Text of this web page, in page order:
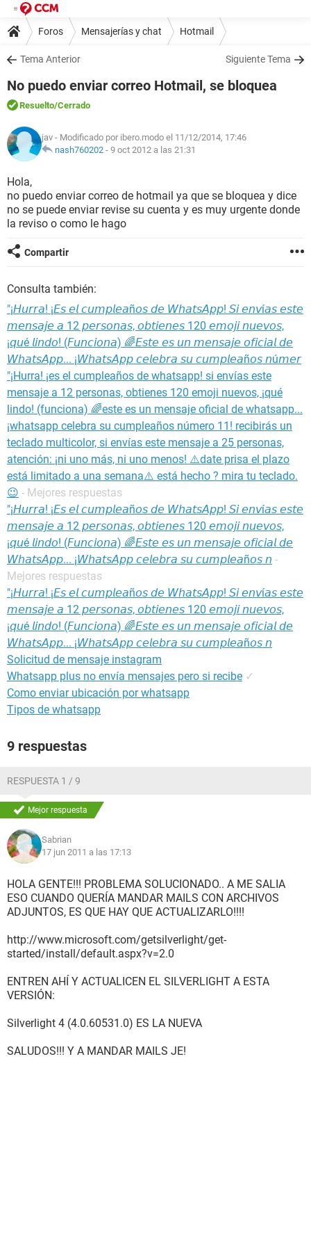
Foros Mensajerías y chat Hotmail
Tema Anterior Siguiente Tema
No puedo enviar correo Hotmail, se bloquea
Resuelto/Cerrado
jav - Modificado por ibero.modo el 11/12/2014, 17:46
nash760202 - 9 oct 2012 a las 21:31
Hola,
no puedo enviar correo de hotmail ya que se bloquea y dice
no se puede enviar revise su cuenta y es muy urgente donde
la reviso o como le hago
Compartir
Consulta también:
"¡𝘏𝘶𝘳𝘳𝘢! ¡𝘌𝘴 𝘦𝘭 𝘤𝘶𝘮𝘱𝘭𝘦𝘢ñ𝘰𝘴 𝘥𝘦 𝘞𝘩𝘢𝘵𝘴𝘈𝘱𝘱! 𝘚𝘪 𝘦𝘯𝘷í𝘢𝘴 𝘦𝘴𝘵𝘦
𝘮𝘦𝘯𝘴𝘢𝘫𝘦 𝘢 12 𝘱𝘦𝘳𝘴𝘰𝘯𝘢𝘴, 𝘰𝘣𝘵𝘪𝘦𝘯𝘦𝘴 120 𝘦𝘮𝘰𝘫𝘪 𝘯𝘶𝘦𝘷𝘰𝘴,
¡𝘲𝘶é 𝘭𝘪𝘯𝘥𝘰! (𝘍𝘶𝘯𝘤𝘪𝘰𝘯𝘢) 🌈𝘌𝘴𝘵𝘦 𝘦𝘴 𝘶𝘯 𝘮𝘦𝘯𝘴𝘢𝘫𝘦 𝘰𝘧𝘪𝘤𝘪𝘢𝘭 𝘥𝘦
𝘞𝘩𝘢𝘵𝘴𝘈𝘱𝘱... ¡𝘞𝘩𝘢𝘵𝘴𝘈𝘱𝘱 𝘤𝘦𝘭𝘦𝘣𝘳𝘢 𝘴𝘶 𝘤𝘶𝘮𝘱𝘭𝘦𝘢ñ𝘰𝘴 𝘯ú𝘮𝘦𝘳
"¡Hurra! ¡es el cumpleaños de whatsapp! si envías este
mensaje a 12 personas, obtienes 120 emoji nuevos, ¡qué
lindo! (funciona) 🌈este es un mensaje oficial de whatsapp...
¡whatsapp celebra su cumpleaños número 11! recibirás un
teclado multicolor, si envías este mensaje a 25 personas,
atención: ¡ni uno más, ni uno menos! ⚠️date prisa el plazo
está limitado a una semana⚠️ está hecho ? mira tu teclado.
😉 - Mejores respuestas
"¡𝘏𝘶𝘳𝘳𝘢! ¡𝘌𝘴 𝘦𝘭 𝘤𝘶𝘮𝘱𝘭𝘦𝘢ñ𝘰𝘴 𝘥𝘦 𝘞𝘩𝘢𝘵𝘴𝘈𝘱𝘱! 𝘚𝘪 𝘦𝘯𝘷í𝘢𝘴 𝘦𝘴𝘵𝘦
𝘮𝘦𝘯𝘴𝘢𝘫𝘦 𝘢 12 𝘱𝘦𝘳𝘴𝘰𝘯𝘢𝘴, 𝘰𝘣𝘵𝘪𝘦𝘯𝘦𝘴 120 𝘦𝘮𝘰𝘫𝘪 𝘯𝘶𝘦𝘷𝘰𝘴,
¡𝘲𝘶é 𝘭𝘪𝘯𝘥𝘰! (𝘍𝘶𝘯𝘤𝘪𝘰𝘯𝘢) 🌈𝘌𝘴𝘵𝘦 𝘦𝘴 𝘶𝘯 𝘮𝘦𝘯𝘴𝘢𝘫𝘦 𝘰𝘧𝘪𝘤𝘪𝘢𝘭 𝘥𝘦
𝘞𝘩𝘢𝘵𝘴𝘈𝘱𝘱... ¡𝘞𝘩𝘢𝘵𝘴𝘈𝘱𝘱 𝘤𝘦𝘭𝘦𝘣𝘳𝘢 𝘴𝘶 𝘤𝘶𝘮𝘱𝘭𝘦𝘢ñ𝘰𝘴 𝘯 -
Mejores respuestas
"¡𝘏𝘶𝘳𝘳𝘢! ¡𝘌𝘴 𝘦𝘭 𝘤𝘶𝘮𝘱𝘭𝘦𝘢ñ𝘰𝘴 𝘥𝘦 𝘞𝘩𝘢𝘵𝘴𝘈𝘱𝘱! 𝘚𝘪 𝘦𝘯𝘷í𝘢𝘴 𝘦𝘴𝘵𝘦
𝘮𝘦𝘯𝘴𝘢𝘫𝘦 𝘢 12 𝘱𝘦𝘳𝘴𝘰𝘯𝘢𝘴, 𝘰𝘣𝘵𝘪𝘦𝘯𝘦𝘴 120 𝘦𝘮𝘰𝘫𝘪 𝘯𝘶𝘦𝘷𝘰𝘴,
¡𝘲𝘶é 𝘭𝘪𝘯𝘥𝘰! (𝘍𝘶𝘯𝘤𝘪𝘰𝘯𝘢) 🌈𝘌𝘴𝘵𝘦 𝘦𝘴 𝘶𝘯 𝘮𝘦𝘯𝘴𝘢𝘫𝘦 𝘰𝘧𝘪𝘤𝘪𝘢𝘭 𝘥𝘦
𝘞𝘩𝘢𝘵𝘴𝘈𝘱𝘱... ¡𝘞𝘩𝘢𝘵𝘴𝘈𝘱𝘱 𝘤𝘦𝘭𝘦𝘣𝘳𝘢 𝘴𝘶 𝘤𝘶𝘮𝘱𝘭𝘦𝘢ñ𝘰𝘴 𝘯
Solicitud de mensaje instagram
Whatsapp plus no envía mensajes pero si recibe ✓
Como enviar ubicación por whatsapp
Tipos de whatsapp
9 respuestas
RESPUESTA 1 / 9
Mejor respuesta
Sabrian
17 jun 2011 a las 17:13
HOLA GENTE!!! PROBLEMA SOLUCIONADO.. A ME SALIA
ESO CUANDO QUERÍA MANDAR MAILS CON ARCHIVOS
ADJUNTOS, ES QUE HAY QUE ACTUALIZARLO!!!!
http://www.microsoft.com/getsilverlight/get-
started/install/default.aspx?v=2.0
ENTREN AHÍ Y ACTUALICEN EL SILVERLIGHT A ESTA
VERSIÓN:
Silverlight 4 (4.0.60531.0) ES LA NUEVA
SALUDOS!!! Y A MANDAR MAILS JE!